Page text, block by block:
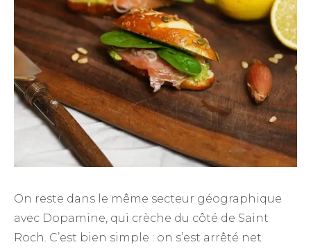
On reste dans le même secteur géographique
avec Dopamine, qui crèche du côté de Saint
Roch. C’est bien simple : on s’est arrêté net